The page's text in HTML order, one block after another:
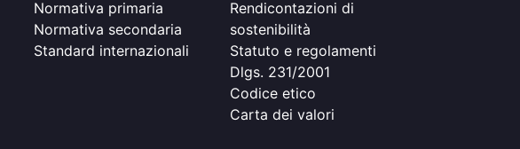
Normativa primaria
Normativa secondaria
Standard internazionali
Rendicontazioni di
sostenibilità
Statuto e regolamenti
Dlgs. 231/2001
Codice etico
Carta dei valori